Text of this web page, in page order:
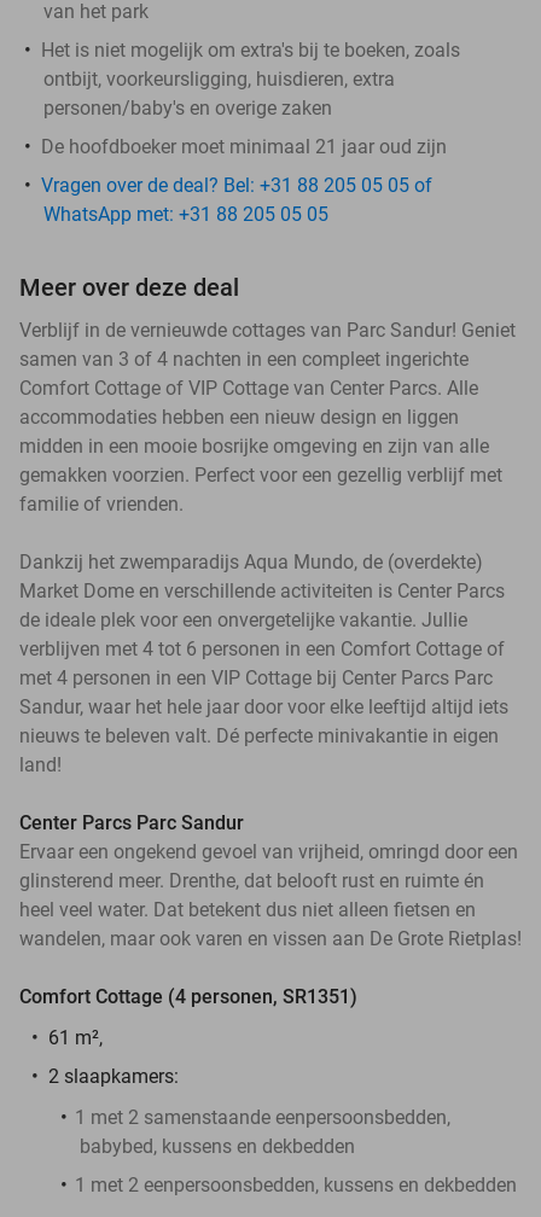
van het park
Het is niet mogelijk om extra's bij te boeken, zoals
ontbijt, voorkeursligging, huisdieren, extra
personen/baby's en overige zaken
De hoofdboeker moet minimaal 21 jaar oud zijn
Vragen over de deal? Bel: +31 88 205 05 05 of
WhatsApp met: +31 88 205 05 05
Meer over deze deal
Verblijf in de vernieuwde cottages van Parc Sandur! Geniet
samen van 3 of 4 nachten in een compleet ingerichte
Comfort Cottage of VIP Cottage van Center Parcs. Alle
accommodaties hebben een nieuw design en liggen
midden in een mooie bosrijke omgeving en zijn van alle
gemakken voorzien. Perfect voor een gezellig verblijf met
familie of vrienden.
Dankzij het zwemparadijs Aqua Mundo, de (overdekte)
Market Dome en verschillende activiteiten is Center Parcs
de ideale plek voor een onvergetelijke vakantie. Jullie
verblijven met 4 tot 6 personen in een Comfort Cottage of
met 4 personen in een VIP Cottage bij Center Parcs Parc
Sandur, waar het hele jaar door voor elke leeftijd altijd iets
nieuws te beleven valt. Dé perfecte minivakantie in eigen
land!
Center Parcs Parc Sandur
Ervaar een ongekend gevoel van vrijheid, omringd door een
glinsterend meer. Drenthe, dat belooft rust en ruimte én
heel veel water. Dat betekent dus niet alleen fietsen en
wandelen, maar ook varen en vissen aan De Grote Rietplas!
Comfort Cottage (4 personen, SR1351)
61 m²,
2 slaapkamers:
1 met 2 samenstaande eenpersoonsbedden,
babybed, kussens en dekbedden
1 met 2 eenpersoonsbedden, kussens en dekbedden